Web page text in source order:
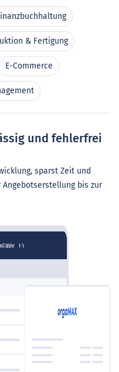
& Fertigung
E-Commerce
und fehlerfrei
sparst Zeit und
bis zur